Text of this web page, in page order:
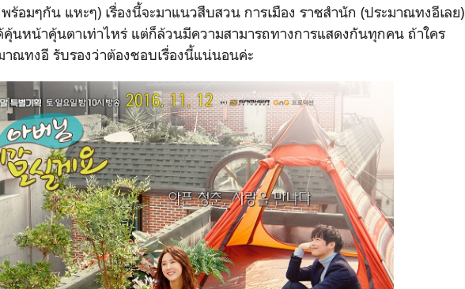
พร้อมๆกัน แหะๆ) เรื่องนี้จะมาแนวสืบสวน การเมือง ราชสำนัก (ประมาณทงอีเลย)
คุ้นหน้าคุ้นตาเท่าไหร่ แต่ก็ล้วนมีความสามารถทางการแสดงกันทุกคน ถ้าใคร
ณทงอี รับรองว่าต้องชอบเรื่องนี้แน่นอนค่ะ